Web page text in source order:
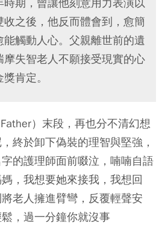
之後，他反而體會到，愈簡
觸動人心。父親離世前的遺
失智老人不願接受現實的心
肯定。
）末段，再也分不清幻想
終於卸下偽裝的理智與堅強，
的護理師面前啜泣，喃喃自語
，我想要她來接我，我想回
老人擁進臂彎，反覆輕聲安
，過一分鐘你就沒事